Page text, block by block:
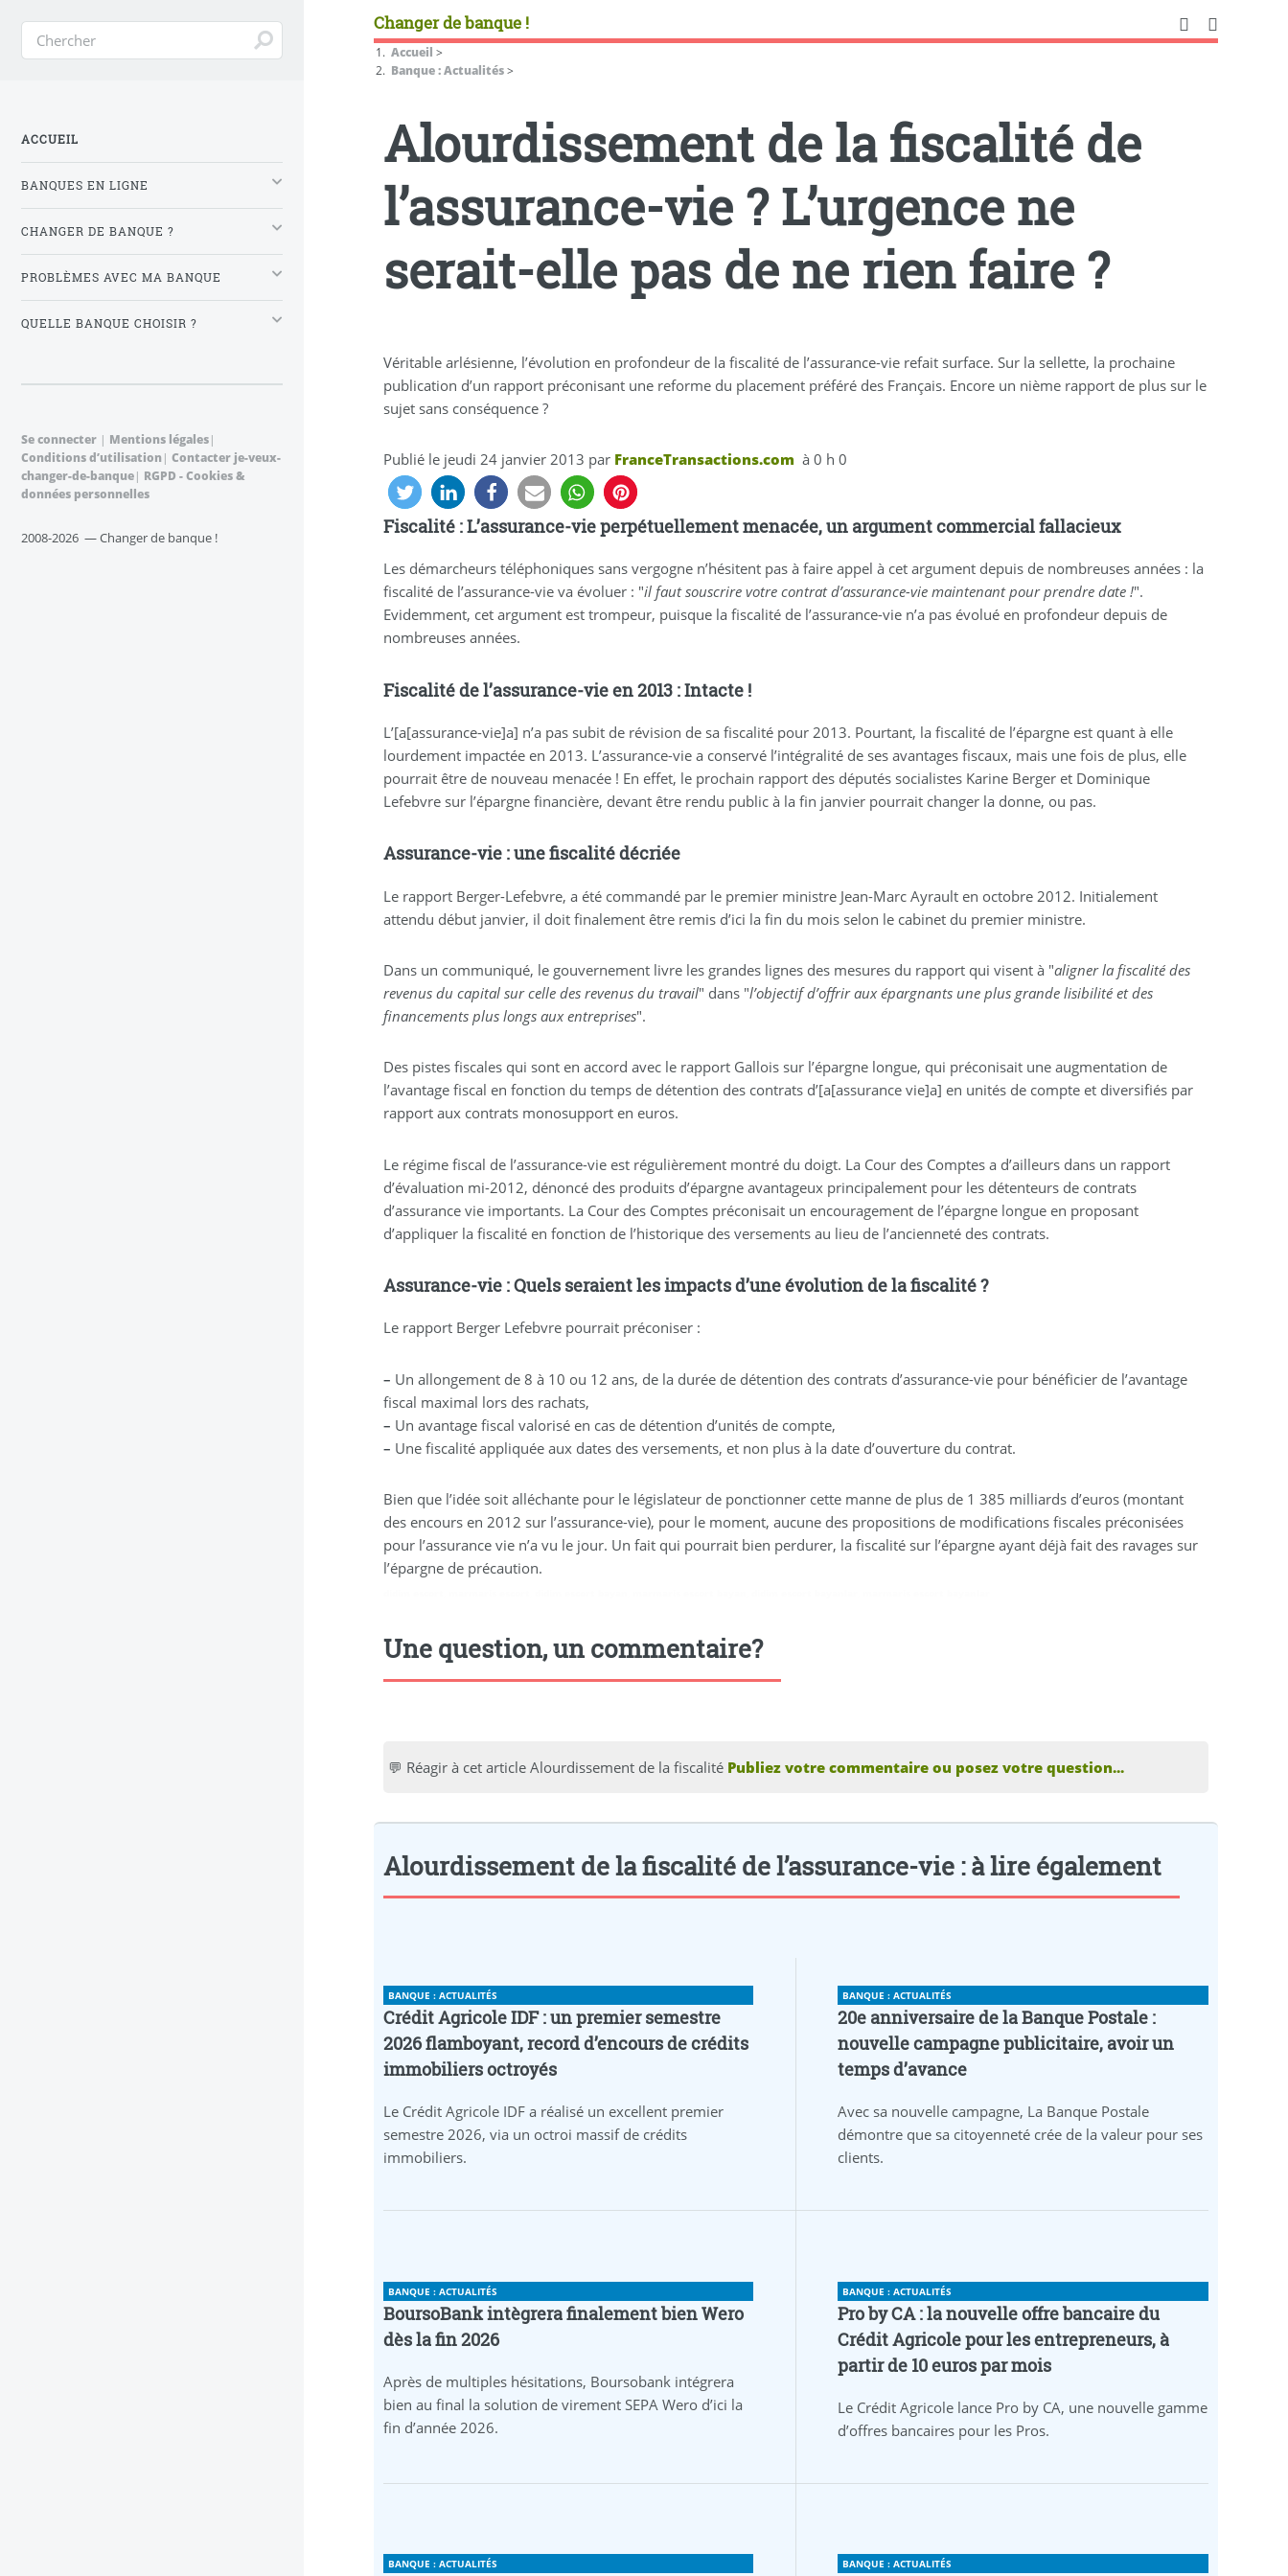
Changer de banque !
Accueil >
Banque : Actualités>
Alourdissement de la fiscalité de
l’assurance-vie ? L’urgence ne
serait-elle pas de ne rien faire ?
Véritable arlésienne, l’évolution en profondeur de la fiscalité de l’assurance-vie refait surface. Sur la sellette, la prochaine
publication d’un rapport préconisant une reforme du placement préféré des Français. Encore un nième rapport de plus sur le
sujet sans conséquence ?
Publié le jeudi 24 janvier 2013 par FranceTransactions.com à 0 h 0
Fiscalité : L’assurance-vie perpétuellement menacée, un argument commercial fallacieux
Les démarcheurs téléphoniques sans vergogne n’hésitent pas à faire appel à cet argument depuis de nombreuses années : la
fiscalité de l’assurance-vie va évoluer : "il faut souscrire votre contrat d’assurance-vie maintenant pour prendre date !".
Evidemment, cet argument est trompeur, puisque la fiscalité de l’assurance-vie n’a pas évolué en profondeur depuis de
nombreuses années.
Fiscalité de l’assurance-vie en 2013 : Intacte !
L’[a[assurance-vie]a] n’a pas subit de révision de sa fiscalité pour 2013. Pourtant, la fiscalité de l’épargne est quant à elle
lourdement impactée en 2013. L’assurance-vie a conservé l’intégralité de ses avantages fiscaux, mais une fois de plus, elle
pourrait être de nouveau menacée ! En effet, le prochain rapport des députés socialistes Karine Berger et Dominique
Lefebvre sur l’épargne financière, devant être rendu public à la fin janvier pourrait changer la donne, ou pas.
Assurance-vie : une fiscalité décriée
Le rapport Berger-Lefebvre, a été commandé par le premier ministre Jean-Marc Ayrault en octobre 2012. Initialement
attendu début janvier, il doit finalement être remis d’ici la fin du mois selon le cabinet du premier ministre.
Dans un communiqué, le gouvernement livre les grandes lignes des mesures du rapport qui visent à "aligner la fiscalité des
revenus du capital sur celle des revenus du travail" dans "l’objectif d’offrir aux épargnants une plus grande lisibilité et des
financements plus longs aux entreprises".
Des pistes fiscales qui sont en accord avec le rapport Gallois sur l’épargne longue, qui préconisait une augmentation de
l’avantage fiscal en fonction du temps de détention des contrats d’[a[assurance vie]a] en unités de compte et diversifiés par
rapport aux contrats monosupport en euros.
Le régime fiscal de l’assurance-vie est régulièrement montré du doigt. La Cour des Comptes a d’ailleurs dans un rapport
d’évaluation mi-2012, dénoncé des produits d’épargne avantageux principalement pour les détenteurs de contrats
d’assurance vie importants. La Cour des Comptes préconisait un encouragement de l’épargne longue en proposant
d’appliquer la fiscalité en fonction de l’historique des versements au lieu de l’ancienneté des contrats.
Assurance-vie : Quels seraient les impacts d’une évolution de la fiscalité ?
Le rapport Berger Lefebvre pourrait préconiser :
– Un allongement de 8 à 10 ou 12 ans, de la durée de détention des contrats d’assurance-vie pour bénéficier de l’avantage
fiscal maximal lors des rachats,
– Un avantage fiscal valorisé en cas de détention d’unités de compte,
– Une fiscalité appliquée aux dates des versements, et non plus à la date d’ouverture du contrat.
Bien que l’idée soit alléchante pour le législateur de ponctionner cette manne de plus de 1 385 milliards d’euros (montant
des encours en 2012 sur l’assurance-vie), pour le moment, aucune des propositions de modifications fiscales préconisées
pour l’assurance vie n’a vu le jour. Un fait qui pourrait bien perdurer, la fiscalité sur l’épargne ayant déjà fait des ravages sur
l’épargne de précaution.
Une question, un commentaire?
💬 Réagir à cet article Alourdissement de la fiscalité Publiez votre commentaire ou posez votre question...
Alourdissement de la fiscalité de l’assurance-vie : à lire également
BANQUE : ACTUALITÉS
Crédit Agricole IDF : un premier semestre
2026 flamboyant, record d’encours de crédits
immobiliers octroyés
Le Crédit Agricole IDF a réalisé un excellent premier
semestre 2026, via un octroi massif de crédits
immobiliers.
BANQUE : ACTUALITÉS
20e anniversaire de la Banque Postale :
nouvelle campagne publicitaire, avoir un
temps d’avance
Avec sa nouvelle campagne, La Banque Postale
démontre que sa citoyenneté crée de la valeur pour ses
clients.
BANQUE : ACTUALITÉS
BoursoBank intègrera finalement bien Wero
dès la fin 2026
Après de multiples hésitations, Boursobank intégrera
bien au final la solution de virement SEPA Wero d’ici la
fin d’année 2026.
BANQUE : ACTUALITÉS
Pro by CA : la nouvelle offre bancaire du
Crédit Agricole pour les entrepreneurs, à
partir de 10 euros par mois
Le Crédit Agricole lance Pro by CA, une nouvelle gamme
d’offres bancaires pour les Pros.
BANQUE : ACTUALITÉS BANQUE : ACTUALITÉS
ACCUEIL
BANQUES EN LIGNE
CHANGER DE BANQUE ?
PROBLÈMES AVEC MA BANQUE
QUELLE BANQUE CHOISIR ?
Se connecter | Mentions légales|
Conditions d’utilisation| Contacter je-veux-
changer-de-banque| RGPD - Cookies &
données personnelles
2008-2026 — Changer de banque !